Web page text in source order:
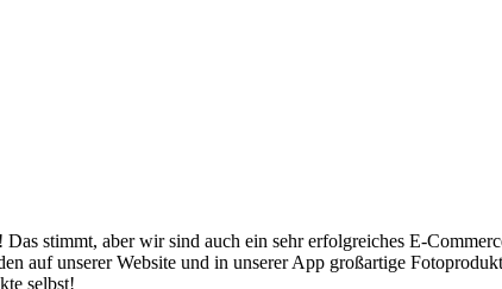
stimmt, aber wir sind auch ein sehr erfolgreiches E-
auf unserer Website und in unserer App großartige
selbst!